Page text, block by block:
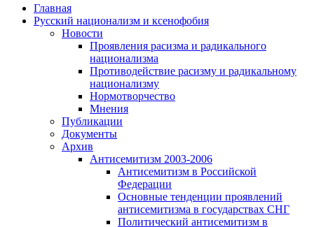
Главная
Русский национализм и ксенофобия
Новости
Проявления расизма и радикального
национализма
Противодействие расизму и радикальному
национализму
Нормотворчество
Мнения
Публикации
Документы
Архив
Антисемитизм 2003-2006
Антисемитизм в Российской
Федерации
Основные тенденции проявлений
антисемитизма в государствах СНГ
Политический антисемитизм в